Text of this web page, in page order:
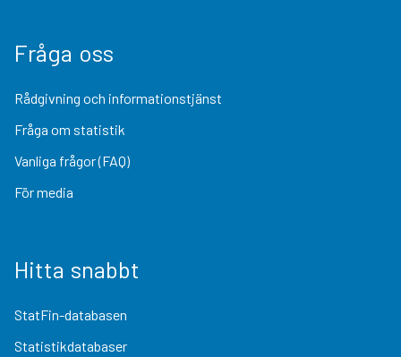
Fråga oss
Rådgivning och informationstjänst
Fråga om statistik
Vanliga frågor (FAQ)
För media
Hitta snabbt
StatFin-databasen
Statistikdatabaser